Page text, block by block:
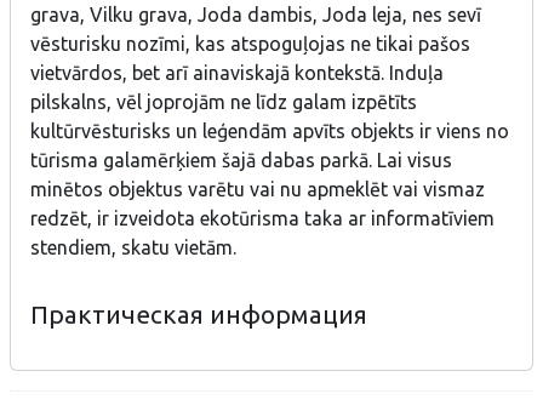
grava, Vilku grava, Joda dambis, Joda leja, nes sevī
vēsturisku nozīmi, kas atspoguļojas ne tikai pašos
vietvārdos, bet arī ainaviskajā kontekstā. Induļa
pilskalns, vēl joprojām ne līdz galam izpētīts
kultūrvēsturisks un leģendām apvīts objekts ir viens no
tūrisma galamērķiem šajā dabas parkā. Lai visus
minētos objektus varētu vai nu apmeklēt vai vismaz
redzēt, ir izveidota ekotūrisma taka ar informatīviem
stendiem, skatu vietām.
Практическая информация